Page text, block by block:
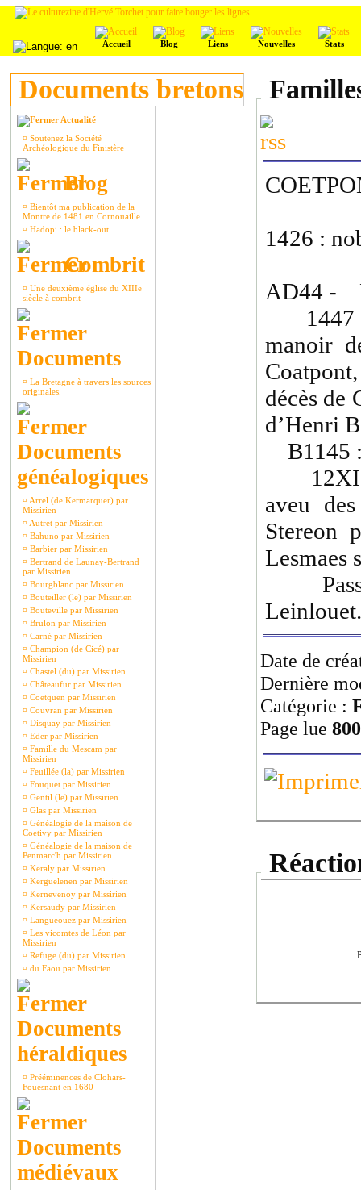
Accueil Blog Liens Nouvelles Stats
Documents bretons
Actualité
¤ Soutenez la Société
Archéologique du Finistère
Blog
¤ Bientôt ma publication de la
Montre de 1481 en Cornouaille
¤ Hadopi : le black-out
Combrit
¤ Une deuxième église du XIIIe
siècle à combrit
Documents
¤ La Bretagne à travers les sources
originales.
Documents
généalogiques
¤ Arrel (de Kermarquer) par
Missirien
¤ Autret par Missirien
¤ Bahuno par Missirien
¤ Barbier par Missirien
¤ Bertrand de Launay-Bertrand
par Missirien
¤ Bourgblanc par Missirien
¤ Bouteiller (le) par Missirien
¤ Bouteville par Missirien
¤ Brulon par Missirien
¤ Carné par Missirien
¤ Champion (de Cicé) par
Missirien
¤ Chastel (du) par Missirien
¤ Châteaufur par Missirien
¤ Coetquen par Missirien
¤ Couvran par Missirien
¤ Disquay par Missirien
¤ Eder par Missirien
¤ Famille du Mescam par
Missirien
¤ Feuillée (la) par Missirien
¤ Fouquet par Missirien
¤ Gentil (le) par Missirien
¤ Glas par Missirien
¤ Généalogie de la maison de
Coetivy par Missirien
¤ Généalogie de la maison de
Penmarc'h par Missirien
¤ Keraly par Missirien
¤ Kerguelenen par Missirien
¤ Kernevenoy par Missirien
¤ Kersaudy par Missirien
¤ Langueouez par Missirien
¤ Les vicomtes de Léon par
Missirien
¤ Refuge (du) par Missirien
¤ du Faou par Missirien
Documents
héraldiques
¤ Prééminences de Clohars-
Fouesnant en 1680
Documents
médiévaux
1426 :
AD44 -
1447 :
manoir
décès de
d’Henri
B1145
aveu
Stereon
Lesmaes
Passé
Leinlouet.
Date de
Dernière
Catégorie :
Page lue